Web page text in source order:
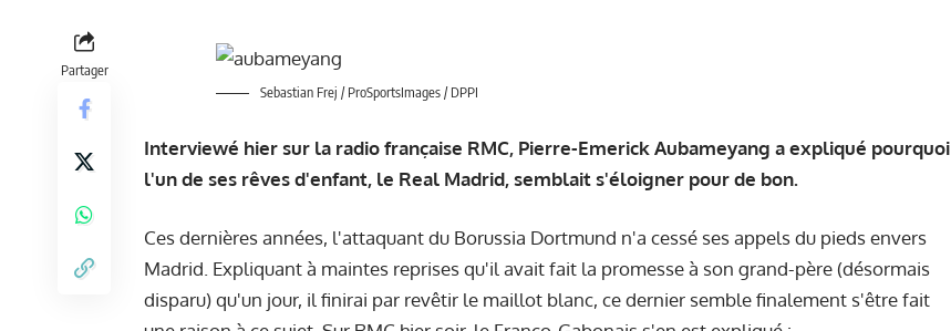
Partager
Sebastian Frej / ProSportsImages / DPPI
Interviewé hier sur la radio française RMC, Pierre-Emerick Aubameyang a expliqué pourquoi
l'un de ses rêves d'enfant, le Real Madrid, semblait s'éloigner pour de bon.
Ces dernières années, l'attaquant du Borussia Dortmund n'a cessé ses appels du pieds envers
Madrid. Expliquant à maintes reprises qu'il avait fait la promesse à son grand-père (désormais
disparu) qu'un jour, il finirai par revêtir le maillot blanc, ce dernier semble finalement s'être fait